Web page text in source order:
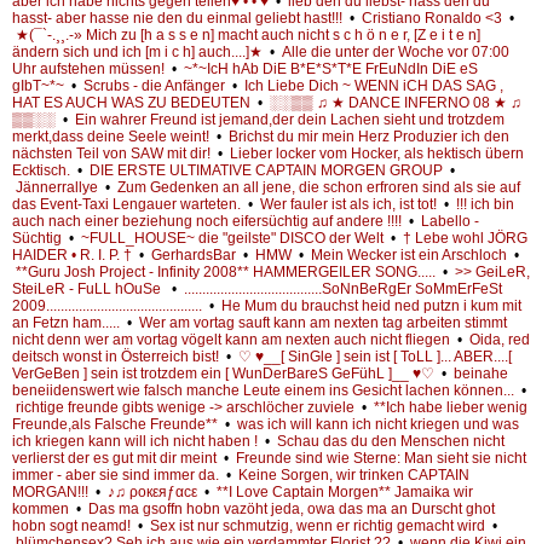
hasst- aber hasse nie den du einmal geliebt hast!!! • Cristiano Ronaldo <3 •
★(¯`-.¸¸.-» Mich zu [h a s s e n] macht auch nicht s c h ö n e r, [Z e i t e n]
ändern sich und ich [m i c h] auch....]★ • Alle die unter der Woche vor 07:00
Uhr aufstehen müssen! • ~*~IcH hAb DiE B*E*S*T*E FrEuNdIn DiE eS
gIbT~*~ • Scrubs - die Anfänger • Ich Liebe Dich ~ WENN iCH DAS SAG ,
HAT ES AUCH WAS ZU BEDEUTEN • ░░▒▒ ♫ ★ DANCE INFERNO 08 ★ ♫
▒▒░░ • Ein wahrer Freund ist jemand,der dein Lachen sieht und trotzdem
merkt,dass deine Seele weint! • Brichst du mir mein Herz Produzier ich den
nächsten Teil von SAW mit dir! • Lieber locker vom Hocker, als hektisch übern
Ecktisch.
• DIE ERSTE ULTIMATIVE CAPTAIN MORGEN GROUP •
Jännerrallye • Zum Gedenken an all jene, die schon erfroren sind als sie auf
das Event-Taxi Lengauer warteten.
• Wer fauler ist als ich, ist tot! • !!! ich bin
auch nach einer beziehung noch eifersüchtig auf andere !!!! • Labello -
Süchtig • ~FULL_HOUSE~ die "geilste" DISCO der Welt • † Lebe wohl JÖRG
HAIDER • R. I. P. † • GerhardsBar • HMW • Mein Wecker ist ein Arschloch •
**Guru Josh Project - Infinity 2008** HAMMERGEILER SONG.....
• >> GeiLeR,
SteiLeR - FuLL hOuSe
•
......................................SoNnBeRgEr SoMmErFeSt
2009...........................................
• He Mum du brauchst heid ned putzn i kum mit
an Fetzn ham.....
• Wer am vortag sauft kann am nexten tag arbeiten stimmt
nicht denn wer am vortag vögelt kann am nexten auch nicht fliegen • Oida, red
deitsch wonst in Österreich bist! • ♡ ♥__[ SinGle ] sein ist [ ToLL ]... ABER....[
VerGeBen ] sein ist trotzdem ein [ WunDerBareS GeFühL ]__ ♥♡ • beinahe
beneiidenswert wie falsch manche Leute einem ins Gesicht lachen können...
•
richtige freunde gibts wenige -> arschlöcher zuviele • **Ich habe lieber wenig
Freunde,als Falsche Freunde** • was ich will kann ich nicht kriegen und was
ich kriegen kann will ich nicht haben ! • Schau das du den Menschen nicht
verlierst der es gut mit dir meint • Freunde sind wie Sterne: Man sieht sie nicht
immer - aber sie sind immer da.
• Keine Sorgen, wir trinken CAPTAIN
MORGAN!!! • ♪♫ ρoкεяƒαcε • **I Love Captain Morgen** Jamaika wir
kommen • Das ma gsoffn hobn vazöht jeda, owa das ma an Durscht ghot
hobn sogt neamd! • Sex ist nur schmutzig, wenn er richtig gemacht wird •